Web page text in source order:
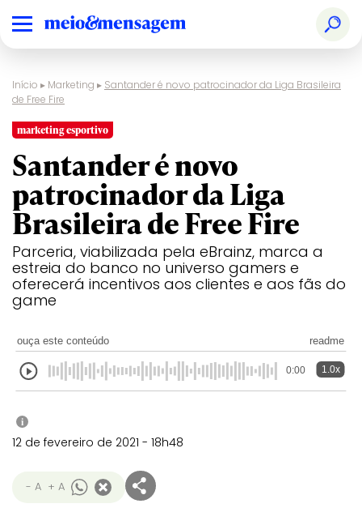
Início ▸ Marketing ▸ Santander é novo patrocinador da Liga Brasileira
de Free Fire
marketing esportivo
Santander é novo
patrocinador da Liga
Brasileira de Free Fire
Parceria, viabilizada pela eBrainz, marca a
estreia do banco no universo gamers e
oferecerá incentivos aos clientes e aos fãs do
game
ouça este conteúdo readme
0:00 1.0x
i
12 de fevereiro de 2021 - 18h48
- A + A